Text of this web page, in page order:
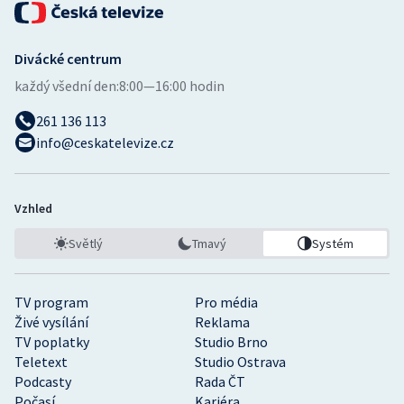
TV program
Pro média
Živé vysílání
Reklama
TV poplatky
Studio Brno
Teletext
Studio Ostrava
Podcasty
Rada ČT
Divácké centrum
každý všední den:8:00—16:00 hodin
261 136 113
info@ceskatelevize.cz
Vzhled
Světlý Tmavý Systém